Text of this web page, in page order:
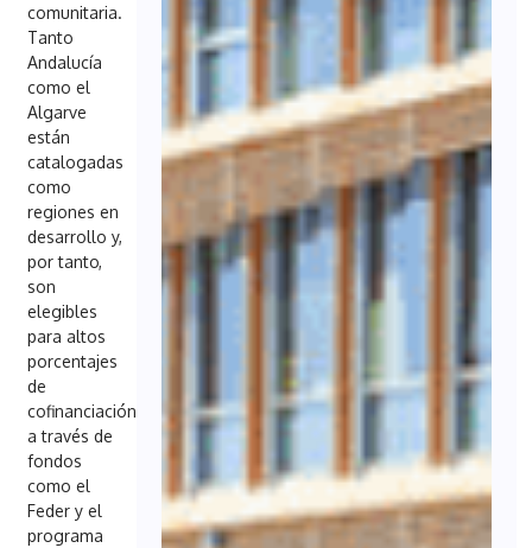
comunitaria.
Tanto
Andalucía
como el
Algarve
están
catalogadas
como
regiones en
desarrollo y,
por tanto,
son
elegibles
para altos
porcentajes
de
cofinanciación
a través de
fondos
como el
Feder y el
programa